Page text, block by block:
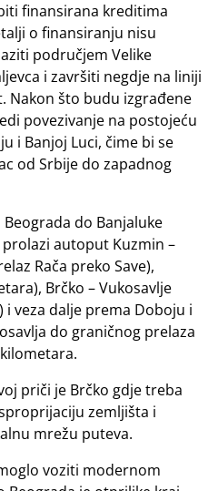
finansirana kreditima
o finansiranju nisu
područjem Velike
i završiti negdje na liniji
Nakon što budu izgrađene
povezivanje na postojeću
i Banjoj Luci, čime bi se
od Srbije do zapadnog
do Banjaluke
autoput Kuzmin –
Rača preko Save),
Brčko – Vukosavlje
i veza dalje prema Doboju i
do graničnog prelaza
priči je Brčko gdje treba
zemljišta i
mrežu puteva.
voziti modernom